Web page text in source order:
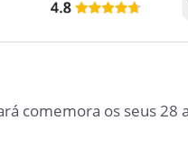
comemora os seus